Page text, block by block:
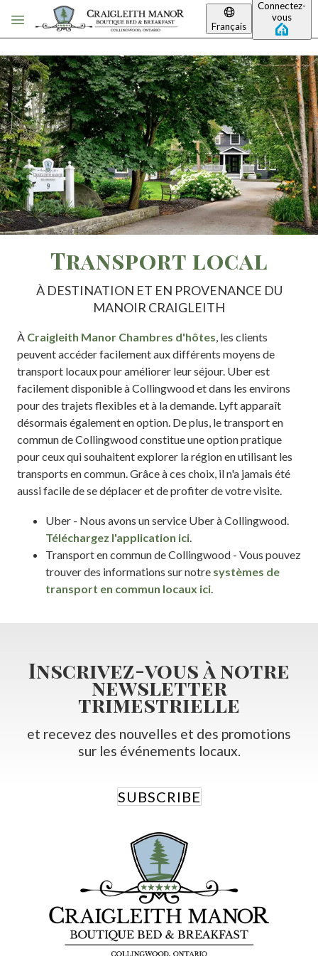
Passer au contenu principal
Français
Connectez-
vous
Transport local
À DESTINATION ET EN PROVENANCE DU
MANOIR CRAIGLEITH
À Craigleith Manor Chambres d'hôtes, les clients
peuvent accéder facilement aux différents moyens de
transport locaux pour améliorer leur séjour. Uber est
facilement disponible à Collingwood et dans les environs
pour des trajets flexibles et à la demande. Lyft apparaît
désormais également en option. De plus, le transport en
commun de Collingwood constitue une option pratique
pour ceux qui souhaitent explorer la région en utilisant les
transports en commun. Grâce à ces choix, il n'a jamais été
aussi facile de se déplacer et de profiter de votre visite.
Uber - Nous avons un service Uber à Collingwood.
Téléchargez l'application ici.
Transport en commun de Collingwood - Vous pouvez
trouver des informations sur notre systèmes de
transport en commun locaux ici.
Inscrivez-vous à notre
newsletter
trimestrielle
et recevez des nouvelles et des promotions
sur les événements locaux.
SUBSCRIBE